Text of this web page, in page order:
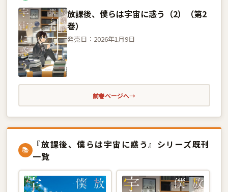
放課後、僕らは宇宙に惑う（2）（第2
巻）
発売日：2026年1月9日
前巻ページへ→
📚
『放課後、僕らは宇宙に惑う』シリーズ既刊
一覧